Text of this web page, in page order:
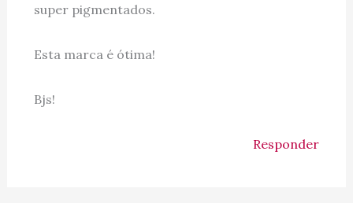
super pigmentados.
Esta marca é ótima!
Bjs!
Responder